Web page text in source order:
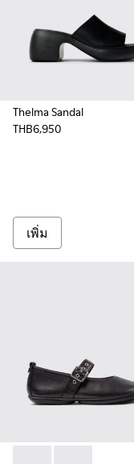
Thelma Sandal
THB6,950
เพิ่ม